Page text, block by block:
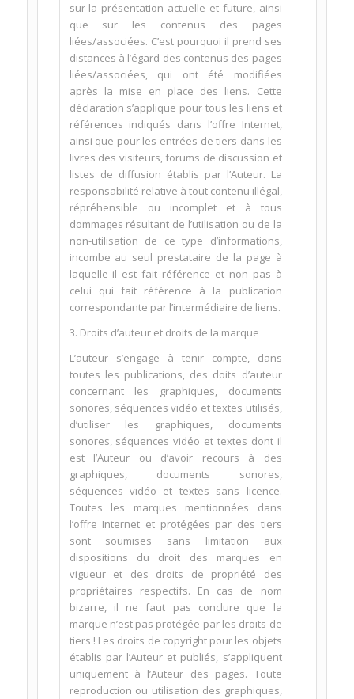
sur la présentation actuelle et future, ainsi
que sur les contenus des pages
liées/associées. C’est pourquoi il prend ses
distances à l’égard des contenus des pages
liées/associées, qui ont été modifiées
après la mise en place des liens. Cette
déclaration s’applique pour tous les liens et
références indiqués dans l’offre Internet,
ainsi que pour les entrées de tiers dans les
livres des visiteurs, forums de discussion et
listes de diffusion établis par l’Auteur. La
responsabilité relative à tout contenu illégal,
répréhensible ou incomplet et à tous
dommages résultant de l’utilisation ou de la
non-utilisation de ce type d’informations,
incombe au seul prestataire de la page à
laquelle il est fait référence et non pas à
celui qui fait référence à la publication
correspondante par l’intermédiaire de liens.
3. Droits d’auteur et droits de la marque
L’auteur s’engage à tenir compte, dans
toutes les publications, des doits d’auteur
concernant les graphiques, documents
sonores, séquences vidéo et textes utilisés,
d’utiliser les graphiques, documents
sonores, séquences vidéo et textes dont il
est l’Auteur ou d’avoir recours à des
graphiques, documents sonores,
séquences vidéo et textes sans licence.
Toutes les marques mentionnées dans
l’offre Internet et protégées par des tiers
sont soumises sans limitation aux
dispositions du droit des marques en
vigueur et des droits de propriété des
propriétaires respectifs. En cas de nom
bizarre, il ne faut pas conclure que la
marque n’est pas protégée par les droits de
tiers ! Les droits de copyright pour les objets
établis par l’Auteur et publiés, s’appliquent
uniquement à l’Auteur des pages. Toute
reproduction ou utilisation des graphiques,